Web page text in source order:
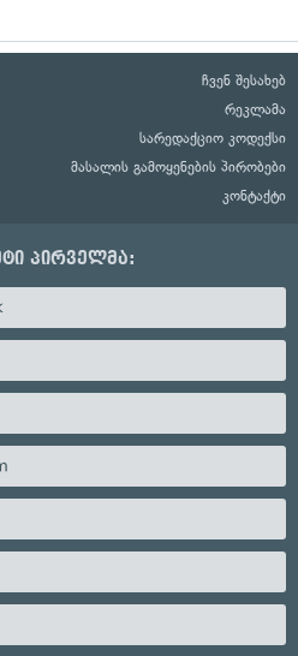
ჩვენ შესახებ
რეკლამა
სარედაქციო კოდექსი
მასალის გამოყენების პირობები
კონტაქტი
პირველმა: